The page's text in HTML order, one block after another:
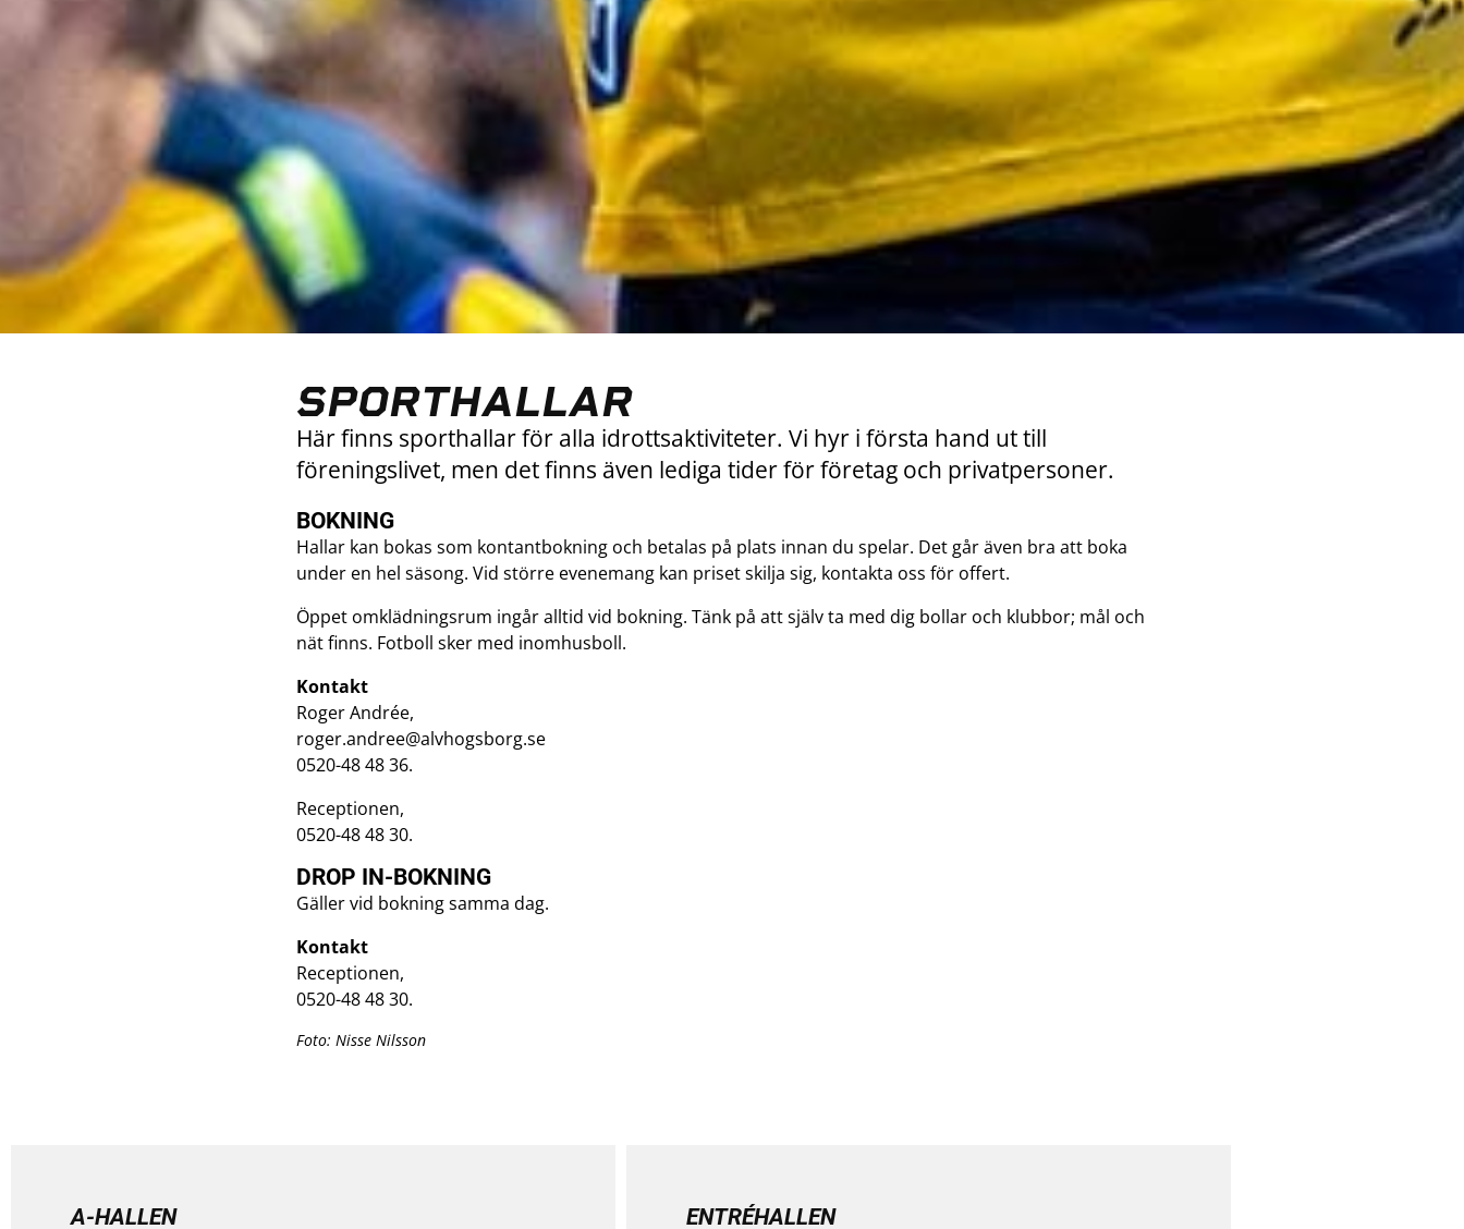
SPORTHALLAR
Här finns sporthallar för alla idrottsaktiviteter. Vi hyr i första hand ut till
föreningslivet, men det finns även lediga tider för företag och privatpersoner.
BOKNING
Hallar kan bokas som kontantbokning och betalas på plats innan du spelar. Det går även bra att boka
under en hel säsong. Vid större evenemang kan priset skilja sig, kontakta oss för offert.
Öppet omklädningsrum ingår alltid vid bokning. Tänk på att själv ta med dig bollar och klubbor; mål och
nät finns. Fotboll sker med inomhusboll.
Kontakt
Roger Andrée,
roger.andree@alvhogsborg.se
0520-48 48 36.
Receptionen,
0520-48 48 30.
DROP IN-BOKNING
Gäller vid bokning samma dag.
Kontakt
Receptionen,
0520-48 48 30.
Foto: Nisse Nilsson
A-HALLEN ENTRÉHALLEN